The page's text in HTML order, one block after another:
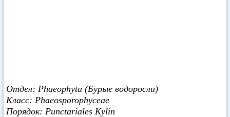
Отдел: Phaeophyta (Бурые водоросли)
Класс: Phaeosporophyceae
Порядок: Punctariales Kylin